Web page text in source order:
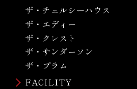
ザ・チェルシーハウス
ザ・エディー
ザ・クレスト
ザ・サンダーソン
ザ・プラム
FACILITY